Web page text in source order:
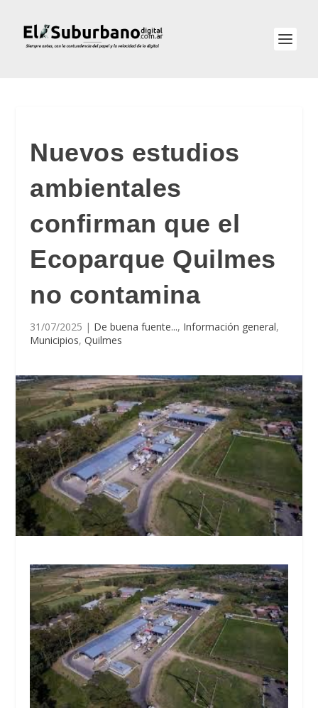
Nuevos estudios
ambientales
confirman que el
Ecoparque Quilmes
no contamina
31/07/2025 | De buena fuente..., Información general,
Municipios,Quilmes